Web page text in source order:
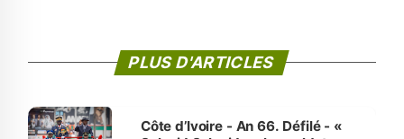
PLUS D'ARTICLES
Côte d’Ivoire - An 66. Défilé - «